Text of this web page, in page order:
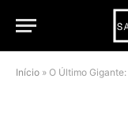
Início » O Último Gigante: